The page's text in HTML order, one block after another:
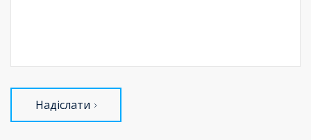
Надіслати